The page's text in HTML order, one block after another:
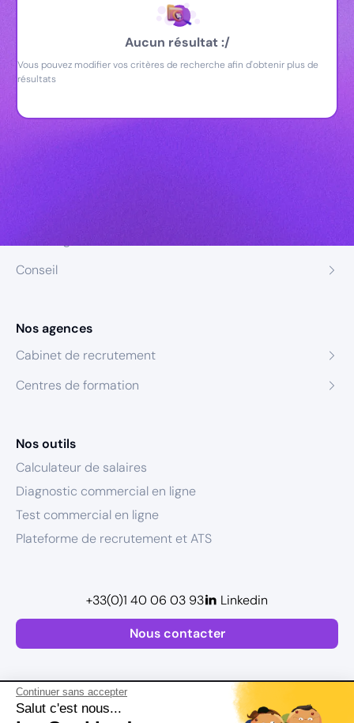
Continuer sans accepter
Salut c'est nous...
Aucun résultat :/
Vous pouvez modifier vos critères de recherche afin d'obtenir plus de
résultats
Conseil
Nos agences
Cabinet de recrutement
Centres de formation
Nos outils
Calculateur de salaires
Diagnostic commercial en ligne
Test commercial en ligne
Plateforme de recrutement et ATS
Nous contacter
+33(0)1 40 06 03 93 Linkedin